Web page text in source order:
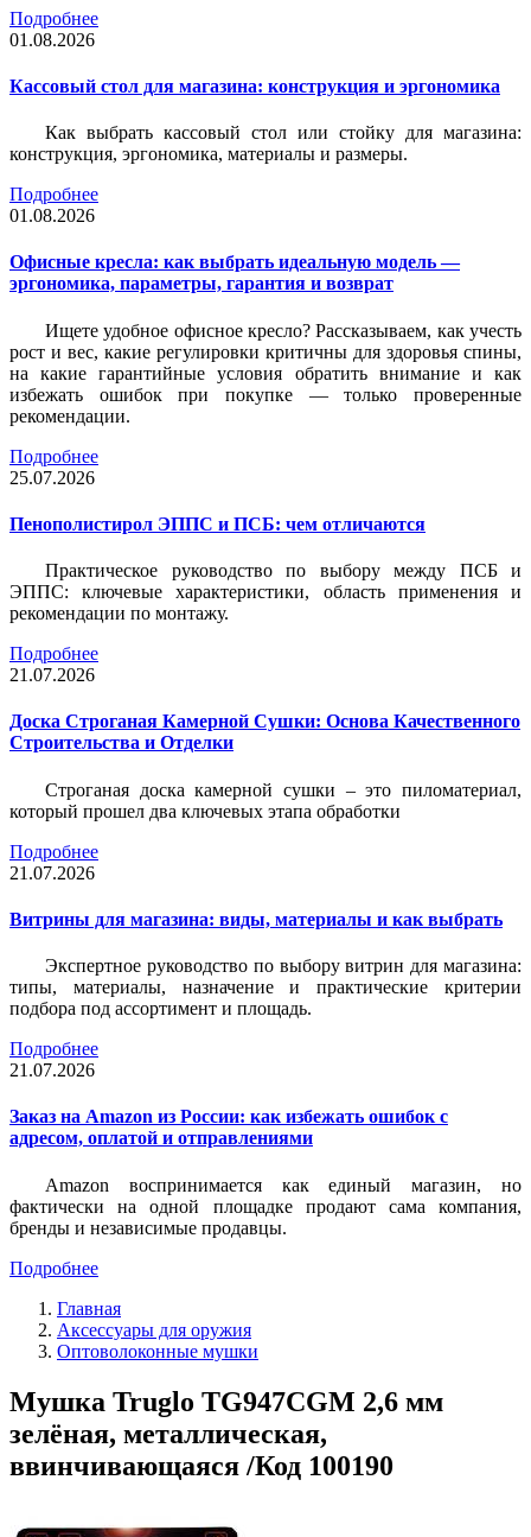
Подробнее
01.08.2026
Кассовый стол для магазина: конструкция и эргономика
Как выбрать кассовый стол или стойку для магазина:
конструкция, эргономика, материалы и размеры.
Подробнее
01.08.2026
Офисные кресла: как выбрать идеальную модель —
эргономика, параметры, гарантия и возврат
Ищете удобное офисное кресло? Рассказываем, как учесть
рост и вес, какие регулировки критичны для здоровья спины,
на какие гарантийные условия обратить внимание и как
избежать ошибок при покупке — только проверенные
рекомендации.
Подробнее
25.07.2026
Пенополистирол ЭППС и ПСБ: чем отличаются
Практическое руководство по выбору между ПСБ и
ЭППС: ключевые характеристики, область применения и
рекомендации по монтажу.
Подробнее
21.07.2026
Доска Строганая Камерной Сушки: Основа Качественного
Строительства и Отделки
Строганая доска камерной сушки – это пиломатериал,
который прошел два ключевых этапа обработки
Подробнее
21.07.2026
Витрины для магазина: виды, материалы и как выбрать
Экспертное руководство по выбору витрин для магазина:
типы, материалы, назначение и практические критерии
подбора под ассортимент и площадь.
Подробнее
21.07.2026
Заказ на Amazon из России: как избежать ошибок с
адресом, оплатой и отправлениями
Amazon воспринимается как единый магазин, но
фактически на одной площадке продают сама компания,
бренды и независимые продавцы.
Подробнее
Главная
Аксессуары для оружия
Оптоволоконные мушки
Мушка Truglo TG947CGM 2,6 мм
зелёная, металлическая,
ввинчивающаяся /Код 100190